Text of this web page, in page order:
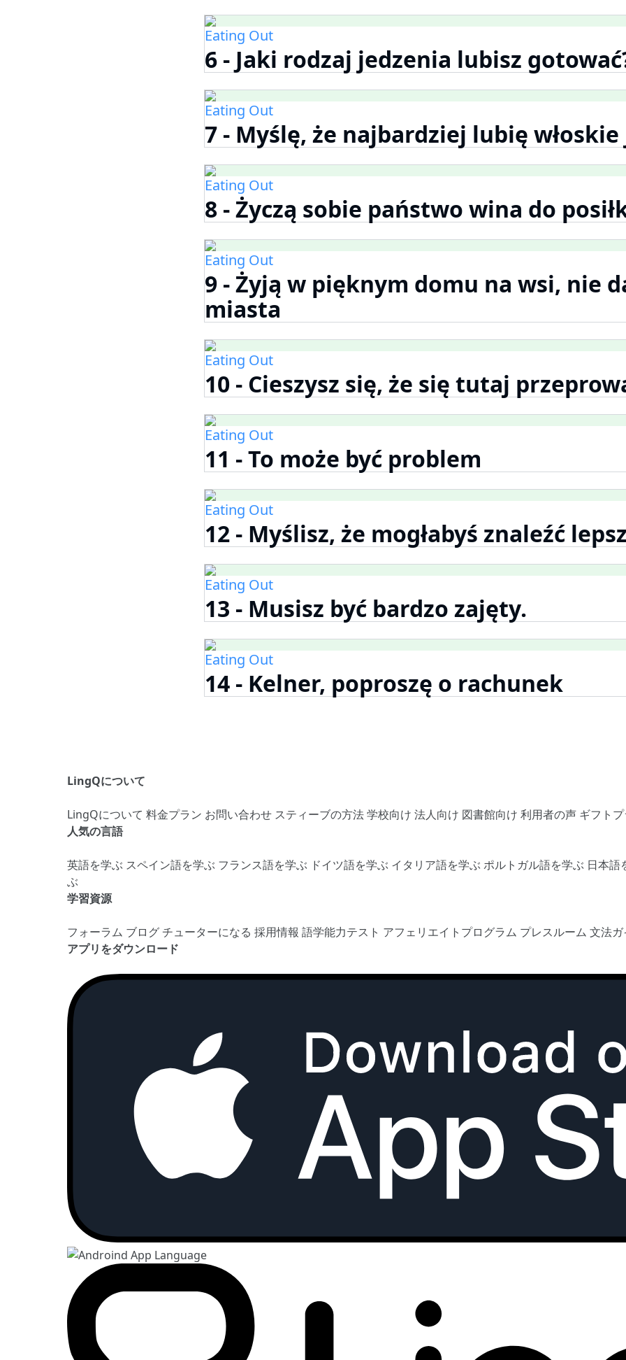
Eating Out
6 - Jaki rodzaj jedzenia lubisz
Eating Out
7 - Myślę, że najbardziej lubię
Eating Out
8 - Życzą sobie państwo wina do
Eating Out
9 - Żyją w pięknym domu na wsi, nie
miasta
Eating Out
10 - Cieszysz się, że się tutaj
Eating Out
11 - To może być problem
Eating Out
12 - Myślisz, że mogłabyś znaleźć
Eating Out
13 - Musisz być bardzo zajęty.
Eating Out
14 - Kelner, poproszę o rachunek
LingQについて
LingQについて 料金プラン お問い合わせ スティーブの方法学校向け 法人向け 図書館向け 利用者の声 ギフト
人気の言語
英語を学ぶ スペイン語を学ぶ フランス語を学ぶ ドイツ語を学ぶ イタリア語を学ぶ ポルトガル語を学ぶ 日本語
ぶ
学習資源
フォーラム ブログチューターになる 採用情報 語学能力テスト アフェリエイトプログラム プレスルーム 文法
アプリをダウンロード